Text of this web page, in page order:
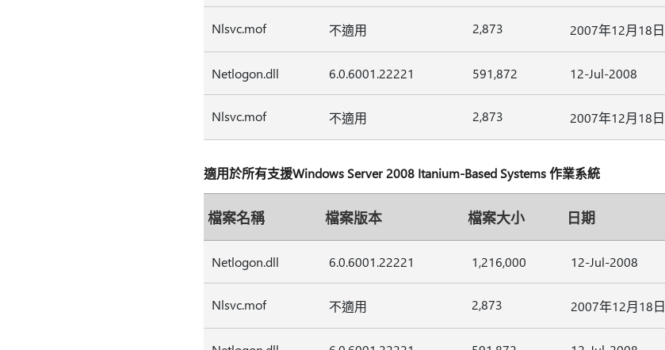
Nlsvc.mof 不適用 2,873 2007年12月18日
Netlogon.dll 6.0.6001.22221 591,872 12-Jul-2008
Nlsvc.mof 不適用 2,873 2007年12月18日
適用於所有支援Windows Server 2008 Itanium-Based Systems 作業系統
檔案名稱 檔案版本 檔案大小 日期
Netlogon.dll 6.0.6001.22221 1,216,000 12-Jul-2008
Nlsvc.mof 不適用 2,873 2007年12月18日